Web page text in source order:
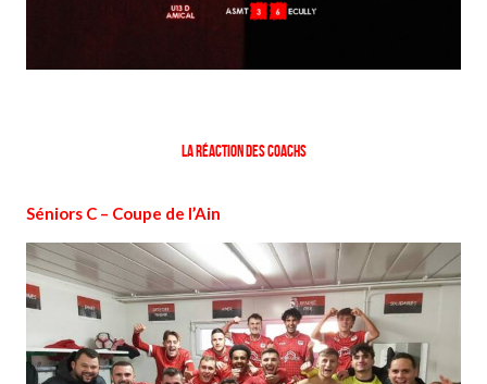
La réaction des coachs
Séniors C – Coupe de l’Ain